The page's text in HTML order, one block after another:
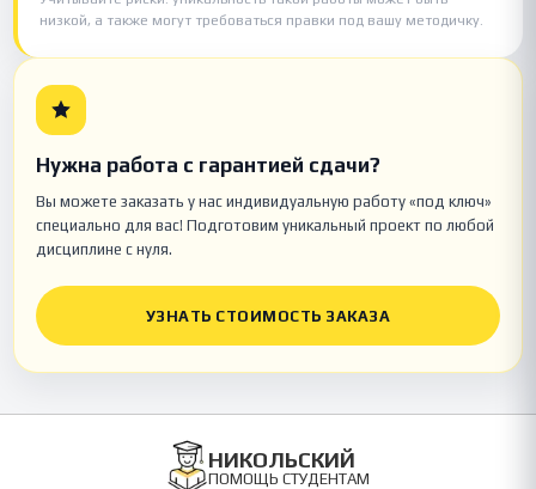
низкой, а также могут требоваться правки под вашу методичку.
Нужна работа с гарантией сдачи?
Вы можете заказать у нас индивидуальную работу «под ключ»
специально для вас! Подготовим уникальный проект по любой
дисциплине с нуля.
УЗНАТЬ СТОИМОСТЬ ЗАКАЗА
НИКОЛЬСКИЙ
ПОМОЩЬ СТУДЕНТАМ